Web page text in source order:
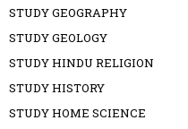
STUDY GEOGRAPHY
STUDY GEOLOGY
STUDY HINDU RELIGION
STUDY HISTORY
STUDY HOME SCIENCE